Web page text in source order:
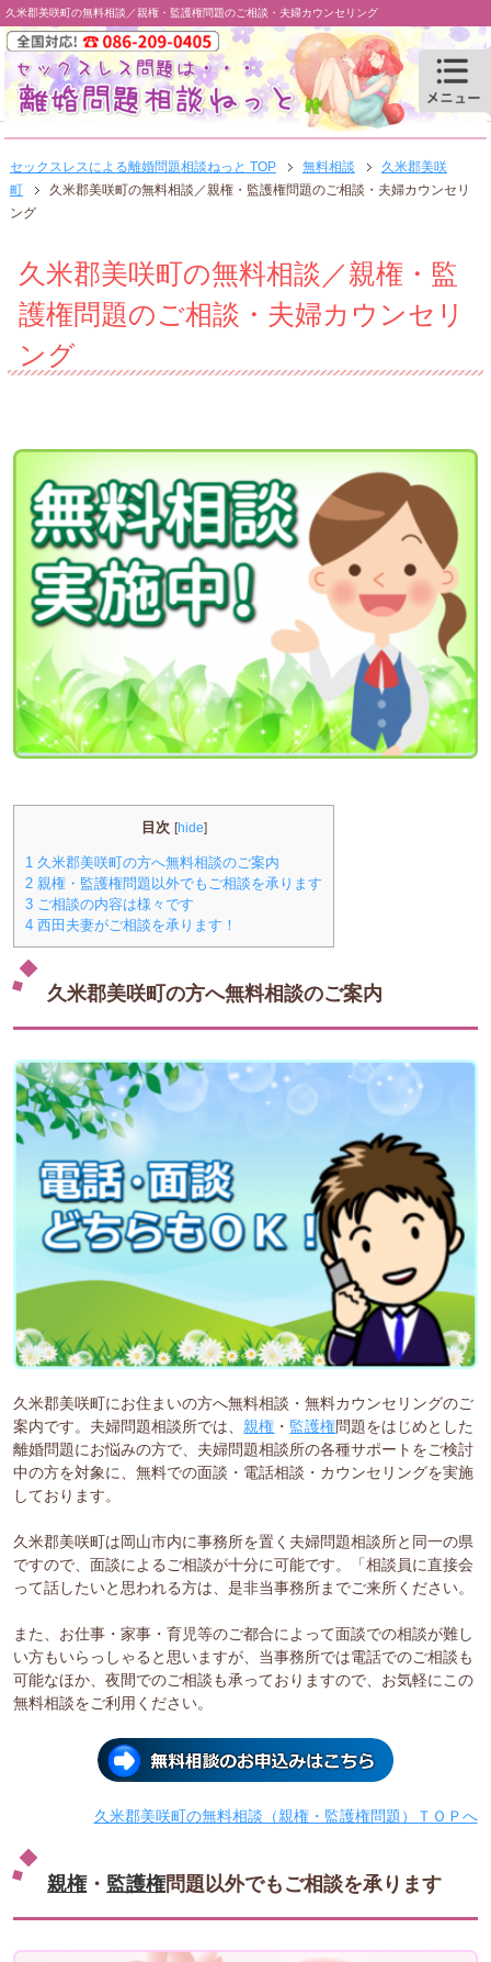
久米郡美咲町の無料相談／親権・監護権問題のご相談・夫婦カウンセリング
セックスレスによる離婚問題相談ねっと TOP 無料相談
久米郡美咲
町
久米郡美咲町の無料相談／親権・監護権問題のご相談・夫婦カウンセリ
ング
久米郡美咲町の無料相談／親権・監
護権問題のご相談・夫婦カウンセリ
ング
目次 [hide]
1 久米郡美咲町の方へ無料相談のご案内
2 親権・監護権問題以外でもご相談を承ります
3 ご相談の内容は様々です
4 西田夫妻がご相談を承ります！
久米郡美咲町の方へ無料相談のご案内
久米郡美咲町にお住まいの方へ無料相談・無料カウンセリングのご
案内です。夫婦問題相談所では、親権 ・ 監護権問題をはじめとした
離婚問題にお悩みの方で、夫婦問題相談所の各種サポートをご検討
中の方を対象に、無料での面談・電話相談・カウンセリングを実施
しております。
久米郡美咲町は岡山市内に事務所を置く夫婦問題相談所と同一の県
ですので、面談によるご相談が十分に可能です。「相談員に直接会
って話したいと思われる方は、是非当事務所までご来所ください。
また、お仕事・家事・育児等のご都合によって面談での相談が難し
い方もいらっしゃると思いますが、当事務所では電話でのご相談も
可能なほか、夜間でのご相談も承っておりますので、お気軽にこの
無料相談をご利用ください。
久米郡美咲町の無料相談（親権・監護権問題）ＴＯＰへ
親権・ 監護権問題以外でもご相談を承ります